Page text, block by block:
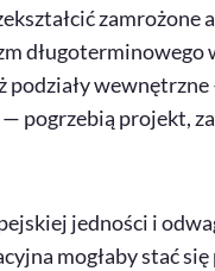
zamrożone
długoterminowego
podziały
— pogrzebią projekt,
jedności i
mogłaby stać się